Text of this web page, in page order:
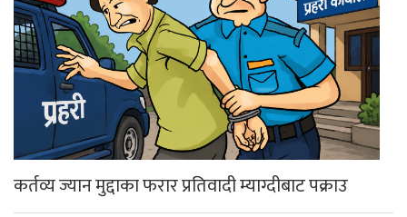
कर्तव्य ज्यान मुद्दाका फरार प्रतिवादी म्याग्दीबाट पक्राउ